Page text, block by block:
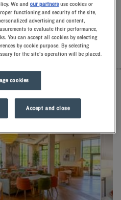
dobrze rozpocząć dzień,
chłodnego mrożonego
dwa dobre powody, aby
We andour partners use cookies or
functioning and security of the site,
advertising and content,
to evaluate their performance,
You can accept all cookies by selecting
by cookie purpose. By selecting
for the site's operation will be placed.
cookies
Accept and close